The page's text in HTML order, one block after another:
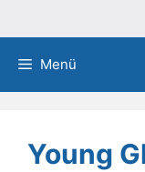
Menü
Young